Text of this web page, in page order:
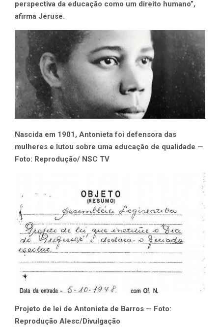
perspectiva da educação como um direito humano”,
afirma Jeruse.
Nascida em 1901, Antonieta foi defensora das
mulheres e lutou sobre uma educação de qualidade —
Foto: Reprodução/ NSC TV
Projeto de lei de Antonieta de Barros — Foto:
Reprodução Alesc/Divulgação